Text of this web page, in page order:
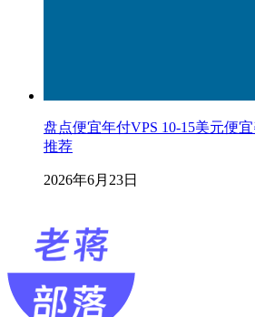
盘点便宜年付VPS 10-15美元便
推荐
2026年6月23日